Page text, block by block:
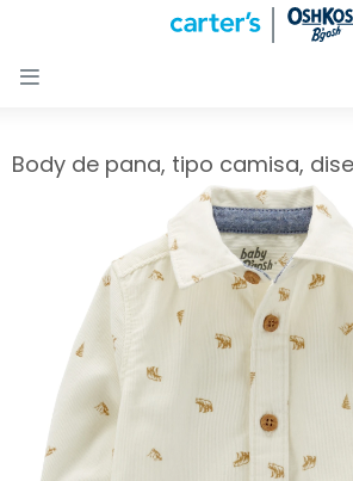

Body de pana, tipo camisa,
Nuevos
Recién
nacidos
Calzado
Club
Carter
OUTLET